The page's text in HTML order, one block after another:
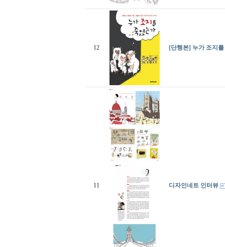
12 [단행본] 누가 조지
11 디자인네트 인터뷰